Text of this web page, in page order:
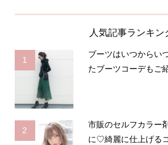
人気記事ランキン
1
ブーツはいつからい
たブーツコーデもご
2
市販のセルフカラー
に♡綺麗に仕上げる